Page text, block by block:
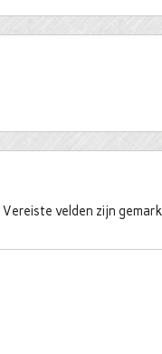
Vereiste velden zijn